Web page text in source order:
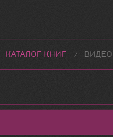
КАТАЛОГ КНИГ ВИДЕО